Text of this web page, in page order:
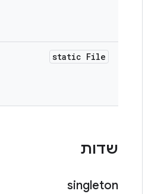
static File
שדות
singleton